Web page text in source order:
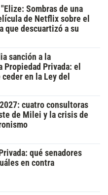
Sombras de una
de Netflix sobre el
que descuartizó a su
sanción a la
Privada: el
en la Ley del
cuatro consultoras
de Milei y la crisis de
qué senadores
en contra